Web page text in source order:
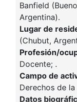
Banfield
Argentina).
Lugar de
(Chubut,
Profesión/
Docente; .
Campo de
Derechos de la
Datos